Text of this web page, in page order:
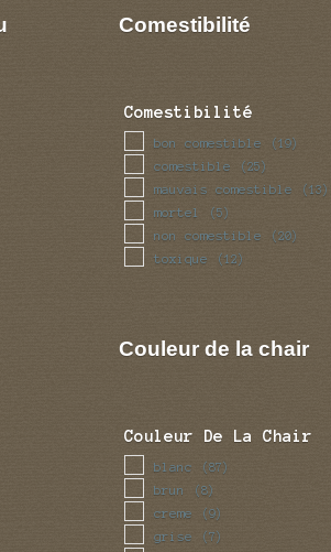
Comestibilité
Comestibilité
bon comestible (19)
comestible (25)
mauvais comestible (13)
mortel (5)
non comestible (20)
toxique (12)
Couleur de la chair
Couleur De La Chair
blanc (87)
brun (8)
creme (9)
grise (7)